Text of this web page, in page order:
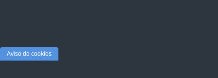
Aviso de cookies